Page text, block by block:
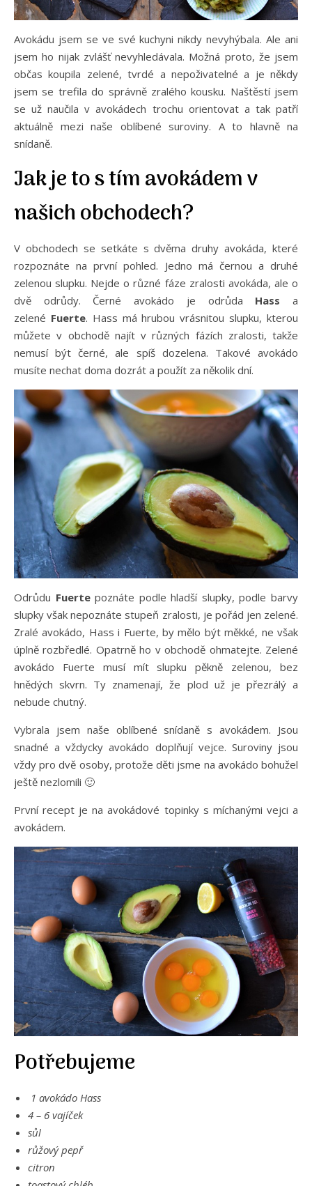
Avokádu jsem se ve své kuchyni nikdy nevyhýbala. Ale ani
jsem ho nijak zvlášť nevyhledávala. Možná proto, že jsem
občas koupila zelené, tvrdé a nepoživatelné a je někdy
jsem se trefila do správně zralého kousku. Naštěstí jsem
se už naučila v avokádech trochu orientovat a tak patří
aktuálně mezi naše oblíbené suroviny. A to hlavně na
snídaně.
Jak je to s tím avokádem v
našich obchodech?
V obchodech se setkáte s dvěma druhy avokáda, které
rozpoznáte na první pohled. Jedno má černou a druhé
zelenou slupku. Nejde o různé fáze zralosti avokáda, ale o
dvě odrůdy. Černé avokádo je odrůda Hassa
zelené Fuerte. Hass má hrubou vrásnitou slupku, kterou
můžete v obchodě najít v různých fázích zralosti, takže
nemusí být černé, ale spíš dozelena. Takové avokádo
musíte nechat doma dozrát a použít za několik dní.
Odrůdu Fuertepoznáte podle hladší slupky, podle barvy
slupky však nepoznáte stupeň zralosti, je pořád jen zelené.
Zralé avokádo, Hass i Fuerte, by mělo být měkké, ne však
úplně rozbředlé. Opatrně ho v obchodě ohmatejte. Zelené
avokádo Fuerte musí mít slupku pěkně zelenou, bez
hnědých skvrn. Ty znamenají, že plod už je přezrálý a
nebude chutný.
Vybrala jsem naše oblíbené snídaně s avokádem. Jsou
snadné a vždycky avokádo doplňují vejce. Suroviny jsou
vždy pro dvě osoby, protože děti jsme na avokádo bohužel
ještě nezlomili 🙂
První recept je na avokádové topinky s míchanými vejci a
avokádem.
Potřebujeme
1 avokádo Hass
4 – 6 vajíček
sůl
růžový pepř
citron